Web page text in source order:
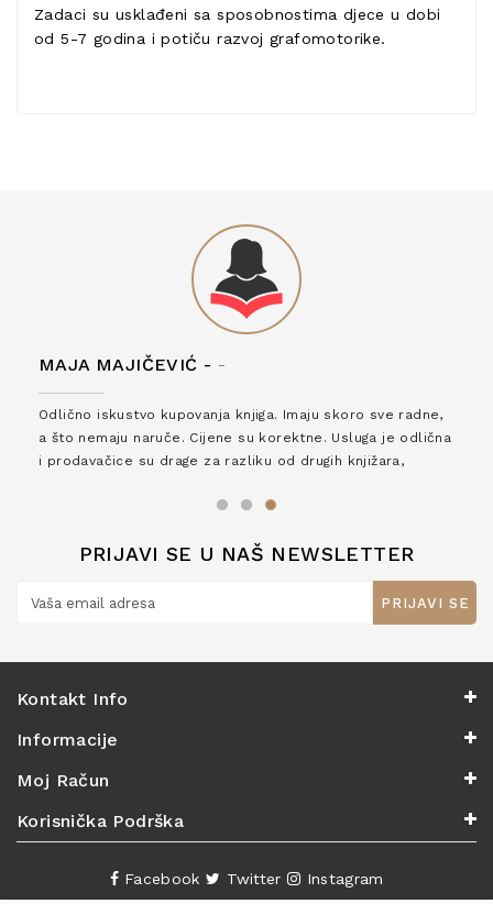
Zadaci su usklađeni sa sposobnostima djece u dobi
od 5-7 godina i potiču razvoj grafomotorike.
MAJA MAJIČEVIĆ - -
Odlično iskustvo kupovanja knjiga. Imaju skoro sve radne,
a što nemaju naruče. Cijene su korektne. Usluga je odlična
i prodavačice su drage za razliku od drugih knjižara,
PRIJAVI SE U NAŠ NEWSLETTER
PRIJAVI SE
Kontakt Info
Informacije
Moj Račun
Korisnička Podrška
Facebook Twitter Instagram